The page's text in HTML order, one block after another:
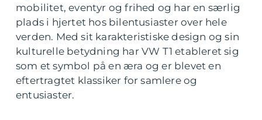
mobilitet, eventyr og frihed og har en særlig
plads i hjertet hos bilentusiaster over hele
verden. Med sit karakteristiske design og sin
kulturelle betydning har VW T1 etableret sig
som et symbol på en æra og er blevet en
eftertragtet klassiker for samlere og
entusiaster.